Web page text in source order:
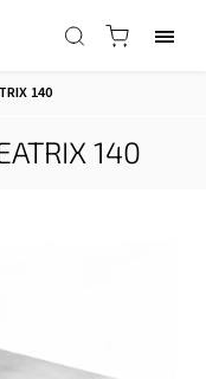
140
140